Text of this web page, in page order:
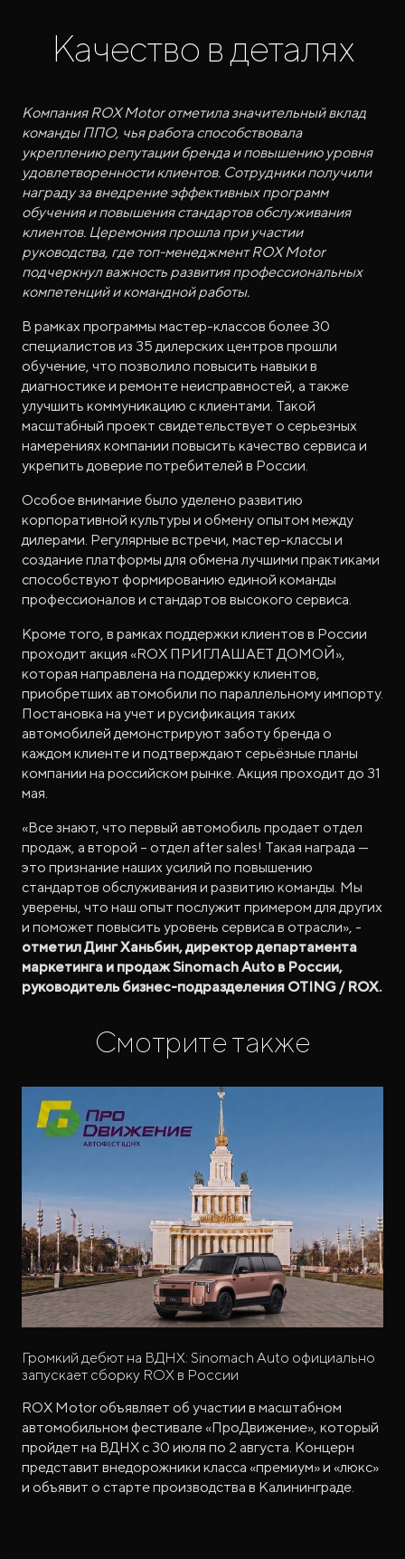
ROX ADAMAS
Совершенно новый флагманский внедорожник
Качество в деталях
Компания ROX Motor отметила значительный вклад
команды ППО, чья работа способствовала
укреплению репутации бренда и повышению уровня
удовлетворенности клиентов. Сотрудники получили
награду за внедрение эффективных программ
обучения и повышения стандартов обслуживания
клиентов. Церемония прошла при участии
руководства, где топ-менеджмент ROX Motor
подчеркнул важность развития профессиональных
компетенций и командной работы.
В рамках программы мастер-классов более 30
специалистов из 35 дилерских центров прошли
обучение, что позволило повысить навыки в
диагностике и ремонте неисправностей, а также
улучшить коммуникацию с клиентами. Такой
масштабный проект свидетельствует о серьезных
намерениях компании повысить качество сервиса и
укрепить доверие потребителей в России.
Особое внимание было уделено развитию
корпоративной культуры и обмену опытом между
дилерами. Регулярные встречи, мастер-классы и
создание платформы для обмена лучшими практиками
способствуют формированию единой команды
профессионалов и стандартов высокого сервиса.
Кроме того, в рамках поддержки клиентов в России
проходит акция «ROX ПРИГЛАШАЕТ ДОМОЙ»,
которая направлена на поддержку клиентов,
приобретших автомобили по параллельному импорту.
Постановка на учет и русификация таких
автомобилей демонстрируют заботу бренда о
каждом клиенте и подтверждают серьёзные планы
компании на российском рынке. Акция проходит до 31
мая.
«Все знают, что первый автомобиль продает отдел
продаж, а второй – отдел after sales! Такая награда —
это признание наших усилий по повышению
стандартов обслуживания и развитию команды. Мы
уверены, что наш опыт послужит примером для других
и поможет повысить уровень сервиса в отрасли», -
отметил Динг Ханьбин, директор департамента
маркетинга и продаж Sinomach Auto в России,
руководитель бизнес-подразделения OTING / ROX.
Смотрите также
Громкий дебют на ВДНХ: Sinomach Auto официально
запускает сборку ROX в России
ROX Motor объявляет об участии в масштабном
автомобильном фестивале «ПроДвижение», который
пройдет на ВДНХ с 30 июля по 2 августа. Концерн
представит внедорожники класса «премиум» и «люкс»
и объявит о старте производства в Калининграде.